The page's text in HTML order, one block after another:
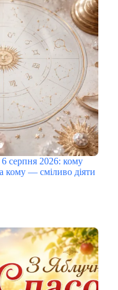
6 серпня 2026: кому
кому — сміливо діяти